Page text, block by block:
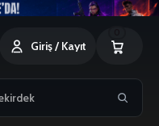
Giriş / Kayıt